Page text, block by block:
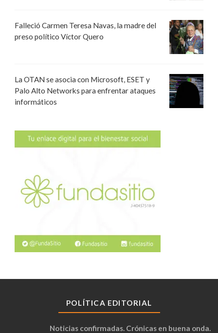
Falleció Carmen Teresa Navas, la madre del
preso político Víctor Quero
La OTAN se asocia con Microsoft, ESET y
Palo Alto Networks para enfrentar ataques
informáticos
POLÍTICA EDITORIAL
Noticias confirmadas. Crónicas en buena onda.